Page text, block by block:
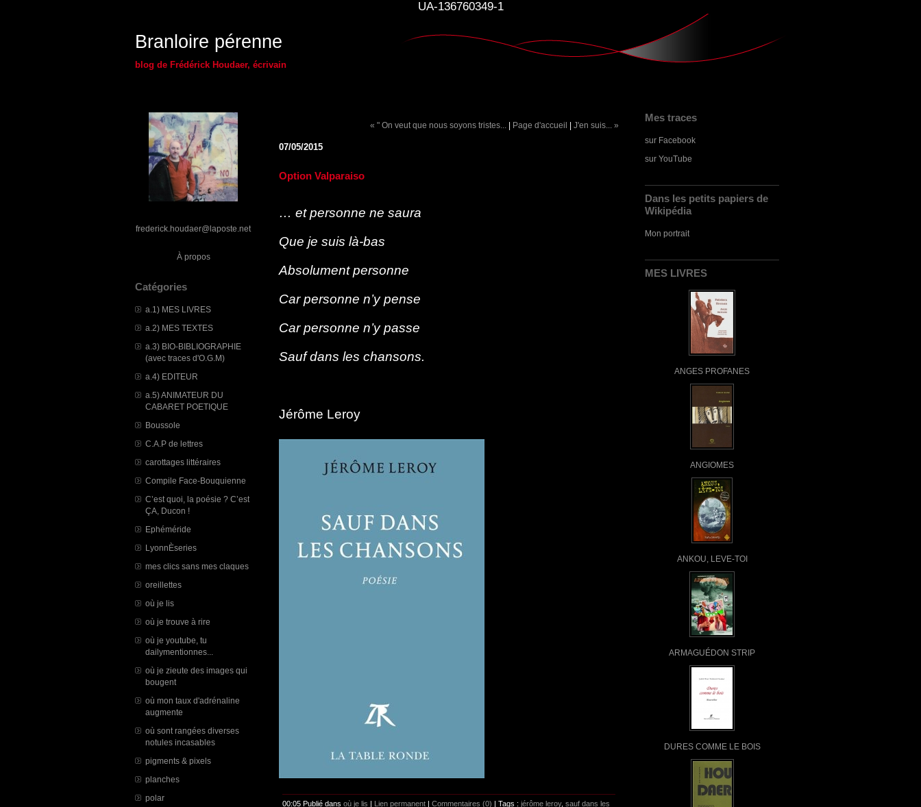
UA-136760349-1
Branloire pérenne
blog de Frédérick Houdaer, écrivain
frederick.houdaer@laposte.net
À propos
Catégories
a.1) MES LIVRES
a.2) MES TEXTES
a.3) BIO-BIBLIOGRAPHIE
(avec traces d'O.G.M)
a.4) EDITEUR
a.5) ANIMATEUR DU
CABARET POETIQUE
Boussole
C.A.P de lettres
carottages littéraires
Compile Face-Bouquienne
C’est quoi, la poésie ? C’est
ÇA, Ducon !
Ephéméride
LyonnÈseries
mes clics sans mes claques
oreillettes
où je lis
où je trouve à rire
où je youtube, tu
dailymentionnes...
où je zieute des images qui
bougent
où mon taux d'adrénaline
augmente
où sont rangées diverses
notules incasables
pigments & pixels
planches
polar
Mes traces
sur Facebook
sur YouTube
Dans les petits papiers de
Wikipédia
Mon portrait
MES LIVRES
ANGES PROFANES
ANGIOMES
ANKOU, LEVE-TOI
ARMAGUÉDON STRIP
DURES COMME LE BOIS
« " On veut que nous soyons tristes... | Page d'accueil | J'en suis... »
07/05/2015
Option Valparaiso
… et personne ne saura
Que je suis là-bas
Absolument personne
Car personne n’y pense
Car personne n’y passe
Sauf dans les chansons.
Jérôme Leroy
00:05 Publié dans où je lis Lien permanent Commentaires (0) | Tags : jérôme leroy, sauf dans les